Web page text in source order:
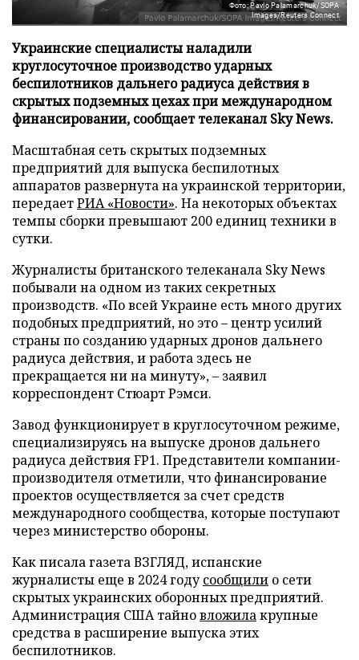
Фото: Pavlo Palamarchuk/SOPA
Images/Reuters Connect
Украинские специалисты наладили
круглосуточное производство ударных
беспилотников дальнего радиуса действия в
скрытых подземных цехах при международном
финансировании, сообщает телеканал Sky News.
Масштабная сеть скрытых подземных
предприятий для выпуска беспилотных
аппаратов развернута на украинской территории,
передаетРИА «Новости». На некоторых объектах
темпы сборки превышают 200 единиц техники в
сутки.
Журналисты британского телеканала Sky News
побывали на одном из таких секретных
производств. «По всей Украине есть много других
подобных предприятий, но это – центр усилий
страны по созданию ударных дронов дальнего
радиуса действия, и работа здесь не
прекращается ни на минуту», – заявил
корреспондент Стюарт Рэмси.
Завод функционирует в круглосуточном режиме,
специализируясь на выпуске дронов дальнего
радиуса действия FP1. Представители компании-
производителя отметили, что финансирование
проектов осуществляется за счет средств
международного сообщества, которые поступают
через министерство обороны.
Как писала газета ВЗГЛЯД, испанские
журналисты еще в 2024 годусообщили о сети
скрытых украинских оборонных предприятий.
Администрация США тайновложилакрупные
средства в расширение выпуска этих
беспилотников.